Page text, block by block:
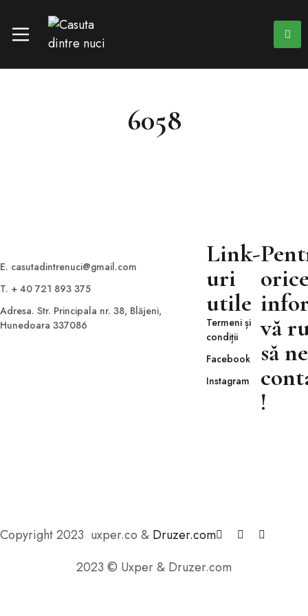
6058
E. casutadintrenuci@gmail.com
T. + 40 721 893 375
Adresa. Str. Principala nr. 38, Blăjeni,
Hunedoara 337086
Link-
uri
utile
Termeni și
condiții
Facebook
Instagram
vă
să ne
!
Copyright 2023 uxper.co & Druzer.com
2023 © Uxper & Druzer.com